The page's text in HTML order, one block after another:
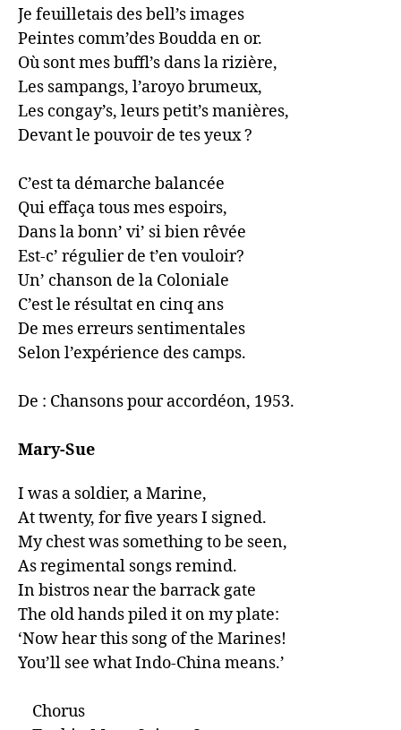
Je feuilletais des bell’s images
Peintes comm’des Boudda en or.
Où sont mes buffl’s dans la rizière,
Les sampangs, l’aroyo brumeux,
Les congay’s, leurs petit’s manières,
Devant le pouvoir de tes yeux ?
C’est ta démarche balancée
Qui effaça tous mes espoirs,
Dans la bonn’ vi’ si bien rêvée
Est-c’ régulier de t’en vouloir?
Un’ chanson de la Coloniale
C’est le résultat en cinq ans
De mes erreurs sentimentales
Selon l’expérience des camps.
De : Chansons pour accordéon, 1953.
Mary-Sue
I was a soldier, a Marine,
At twenty, for five years I signed.
My chest was something to be seen,
As regimental songs remind.
In bistros near the barrack gate
The old hands piled it on my plate:
‘Now hear this song of the Marines!
You’ll see what Indo-China means.’